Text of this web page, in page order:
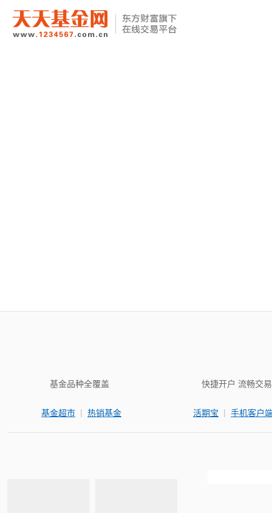
基金品种全覆盖
基金超市 | 热销基金
快捷开户 流畅交易
活期宝 | 手机客户